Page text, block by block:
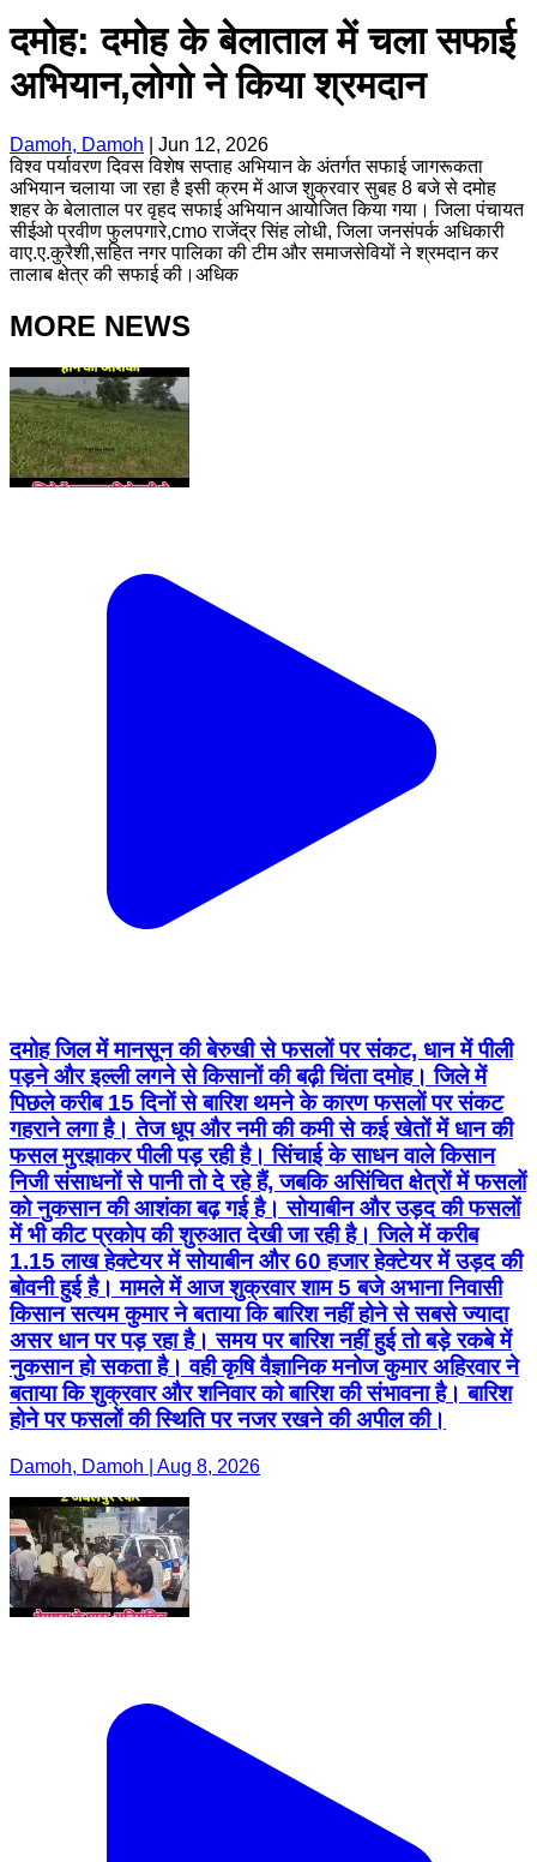
दमोह: दमोह के बेलाताल में चला सफाई
अभियान,लोगो ने किया श्रमदान
Damoh, Damoh
Jun 12, 2026
विश्व पर्यावरण दिवस विशेष सप्ताह अभियान के अंतर्गत सफाई जागरूकता
अभियान चलाया जा रहा है इसी क्रम में आज शुक्रवार सुबह 8 बजे से दमोह
शहर के बेलाताल पर वृहद सफाई अभियान आयोजित किया गया। जिला पंचायत
सीईओ प्रवीण फुलपगारे,cmo राजेंद्र सिंह लोधी, जिला जनसंपर्क अधिकारी
वाए.ए.कुरैशी,सहित नगर पालिका की टीम और समाजसेवियों ने श्रमदान कर
तालाब क्षेत्र की सफाई की।अधिक
MORE NEWS
दमोह जिल में मानसून की बेरुखी से फसलों पर संकट, धान में पीली
पड़ने और इल्ली लगने से किसानों की बढ़ी चिंता दमोह। जिले में
पिछले करीब 15 दिनों से बारिश थमने के कारण फसलों पर संकट
गहराने लगा है। तेज धूप और नमी की कमी से कई खेतों में धान की
फसल मुरझाकर पीली पड़ रही है। सिंचाई के साधन वाले किसान
निजी संसाधनों से पानी तो दे रहे हैं, जबकि असिंचित क्षेत्रों में फसलों
को नुकसान की आशंका बढ़ गई है। सोयाबीन और उड़द की फसलों
में भी कीट प्रकोप की शुरुआत देखी जा रही है। जिले में करीब
1.15 लाख हेक्टेयर में सोयाबीन और 60 हजार हेक्टेयर में उड़द की
बोवनी हुई है। मामले में आज शुक्रवार शाम 5 बजे अभाना निवासी
किसान सत्यम कुमार ने बताया कि बारिश नहीं होने से सबसे ज्यादा
असर धान पर पड़ रहा है। समय पर बारिश नहीं हुई तो बड़े रकबे में
नुकसान हो सकता है। वही कृषि वैज्ञानिक मनोज कुमार अहिरवार ने
बताया कि शुक्रवार और शनिवार को बारिश की संभावना है। बारिश
होने पर फसलों की स्थिति पर नजर रखने की अपील की।
Damoh, Damoh | Aug 8, 2026